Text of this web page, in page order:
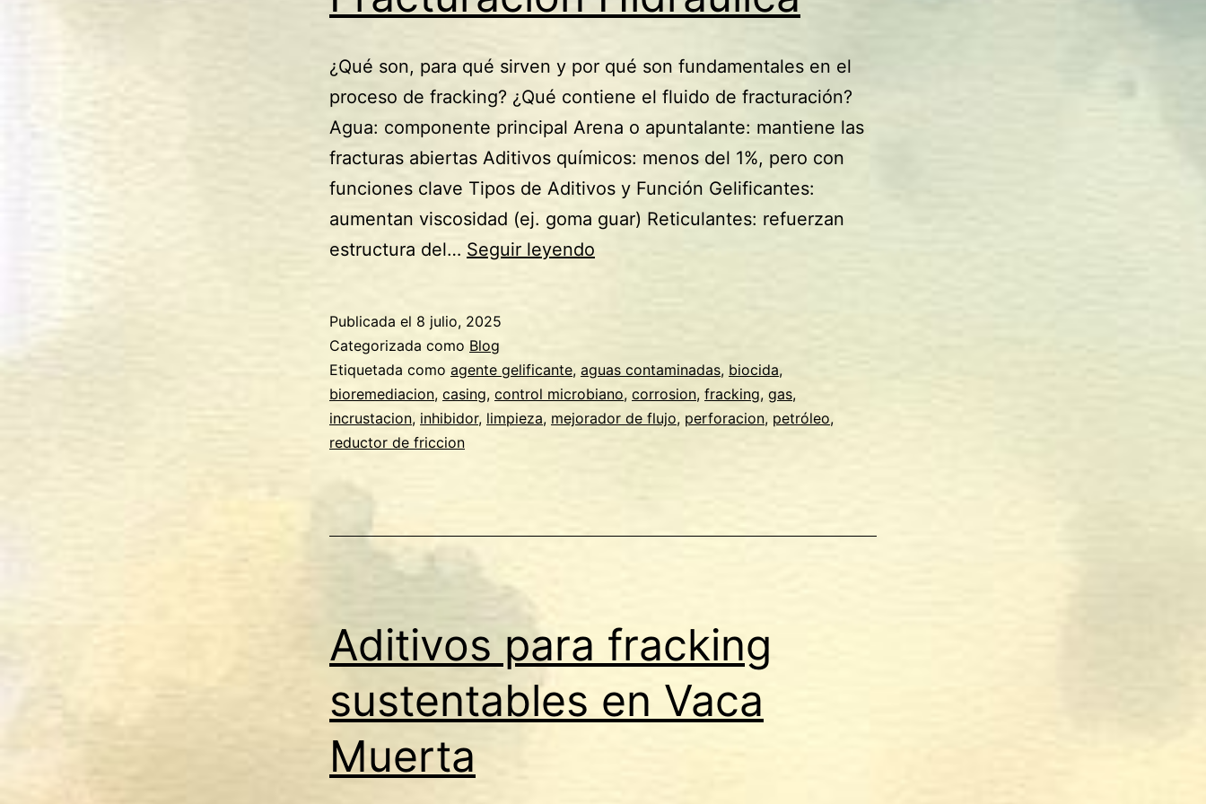
¿Qué son, para qué sirven y por qué son fundamentales en el
proceso de fracking? ¿Qué contiene el fluido de fracturación?
Agua: componente principal Arena o apuntalante: mantiene las
fracturas abiertas Aditivos químicos: menos del 1%, pero con
funciones clave Tipos de Aditivos y Función Gelificantes:
aumentan viscosidad (ej. goma guar) Reticulantes: refuerzan
estructura del… Seguir leyendo
Fracturación
Hidráulica
Publicada el 8 julio, 2025
Categorizada como Blog
Etiquetada como agente gelificante, aguas contaminadas, biocida,
bioremediacion, casing, control microbiano, corrosion, fracking, gas,
incrustacion, inhibidor, limpieza, mejorador de flujo, perforacion, petróleo,
reductor de friccion
Aditivos para fracking
sustentables en Vaca
Muerta